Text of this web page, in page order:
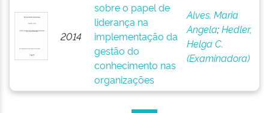
2014
sobre o papel de
liderança na
implementação da
gestão do
conhecimento nas
organizações
Alves, Maria
Angela;Hedler,
Helga C.
(Examinadora)